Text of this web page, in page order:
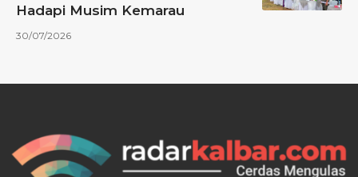
Hadapi Musim Kemarau
30/07/2026